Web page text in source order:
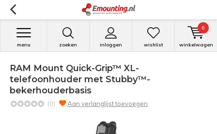
zoeken inloggen
menu wishlist winkelwagen
0
RAM Mount Quick-Grip™ XL-
telefoonhouder met Stubby™-
bekerhouderbasis
(0) Aan verlanglijst toevoegen